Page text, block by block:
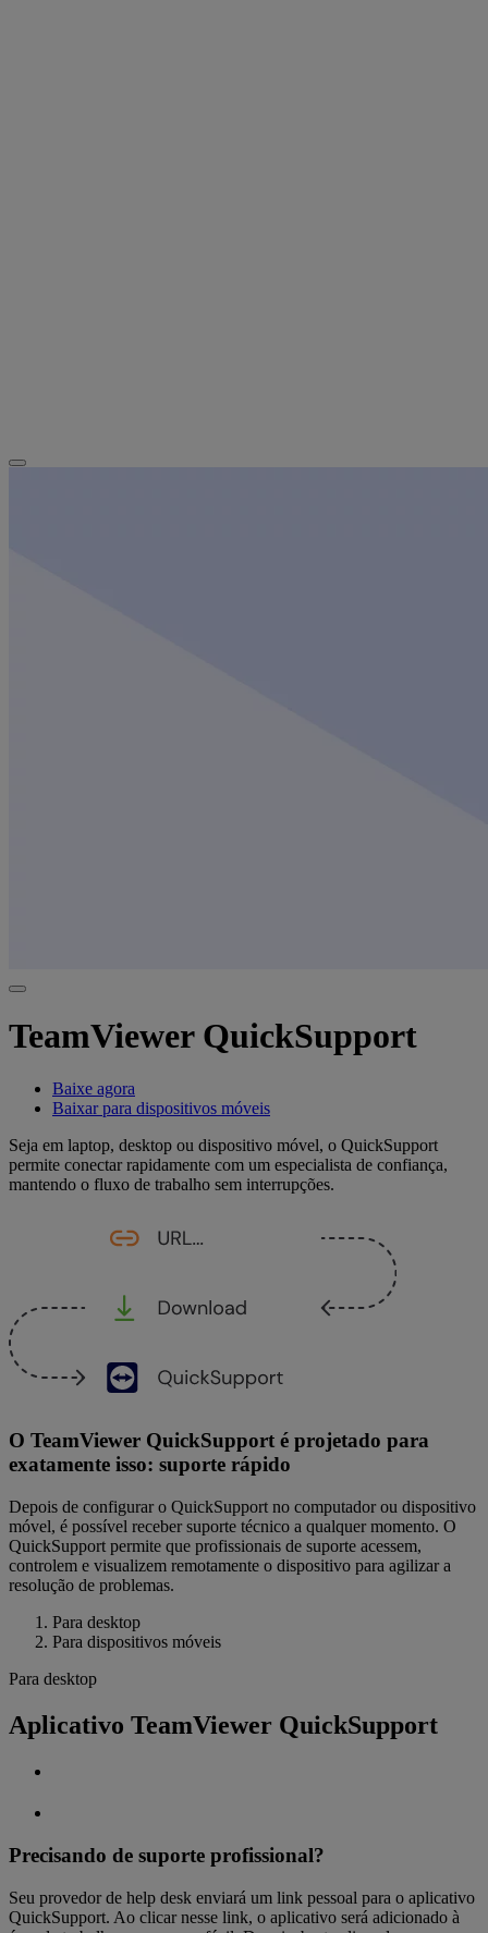
TeamViewer QuickSupport
Baixe agora
Baixar para dispositivos móveis
Seja em laptop, desktop ou dispositivo móvel, o QuickSupport
permite conectar rapidamente com um especialista de confiança,
mantendo o fluxo de trabalho sem interrupções.
O TeamViewer QuickSupport é projetado para
exatamente isso: suporte rápido
Depois de configurar o QuickSupport no computador ou dispositivo
móvel, é possível receber suporte técnico a qualquer momento. O
QuickSupport permite que profissionais de suporte acessem,
controlem e visualizem remotamente o dispositivo para agilizar a
resolução de problemas.
Para desktop
Para dispositivos móveis
Para desktop
Aplicativo TeamViewer QuickSupport
Precisando de suporte profissional?
Seu provedor de help desk enviará um link pessoal para o aplicativo
QuickSupport. Ao clicar nesse link, o aplicativo será adicionado à